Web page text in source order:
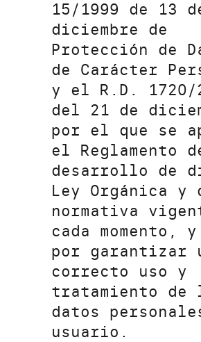
15/1999 de 13
diciembre de
Protección de
de Carácter
y el R.D. 1720/
del 21 de
por el que se
el Reglamento
desarrollo de
Ley Orgánica y
normativa
cada momento,
por garantizar
correcto uso y
tratamiento de
datos
usuario.